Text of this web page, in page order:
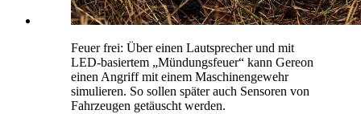
Feuer frei: Über einen Lautsprecher und mit
LED-basiertem „Mündungsfeuer“ kann Gereon
einen Angriff mit einem Maschinengewehr
simulieren. So sollen später auch Sensoren von
Fahrzeugen getäuscht werden.